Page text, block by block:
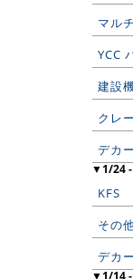
マル
YCC
建設
クレ
デカ
▼1/24 -
KFS
その
デカ
▼1/14 -